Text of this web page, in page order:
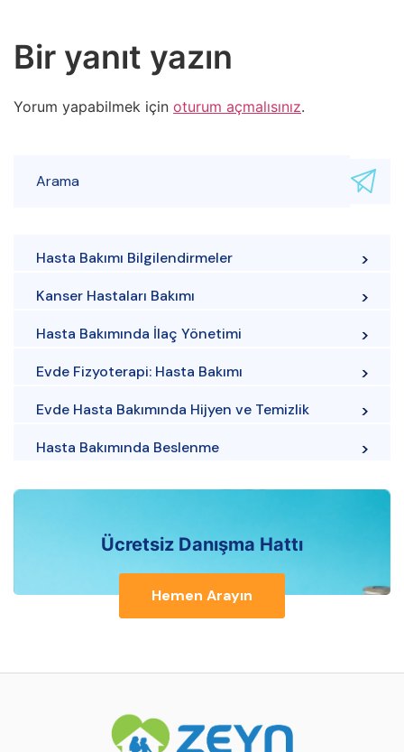
Bir yanıt yazın
Yorum yapabilmek için oturum açmalısınız.
Hasta Bakımı Bilgilendirmeler
Kanser Hastaları Bakımı
Hasta Bakımında İlaç Yönetimi
Evde Fizyoterapi: Hasta Bakımı
Evde Hasta Bakımında Hijyen ve Temizlik
Hasta Bakımında Beslenme
Ücretsiz Danışma Hattı
Hemen Arayın